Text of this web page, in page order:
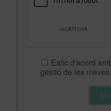
Estic d'acord
gestió de les